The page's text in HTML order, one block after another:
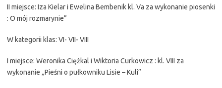
II miejsce: Iza Kielar i Ewelina Bembenik kl. Va za wykonanie piosenki
: O mój rozmarynie”
W kategorii klas: VI- VII- VIII
I miejsce: Weronika Ciężkal i Wiktoria Curkowicz : kl. VIII za
wykonanie „Pieśni o pułkowniku Lisie – Kuli”